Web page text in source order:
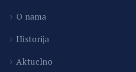
O nama
Historija
Aktuelno